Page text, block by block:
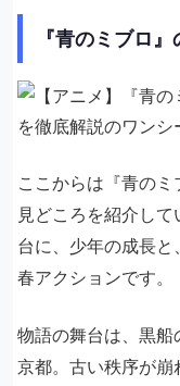
『青のミブロ
ここからは『青の
見どころを紹介し
台に、少年の成長
春アクションです。
物語の舞台は、黒
京都。古い秩序が